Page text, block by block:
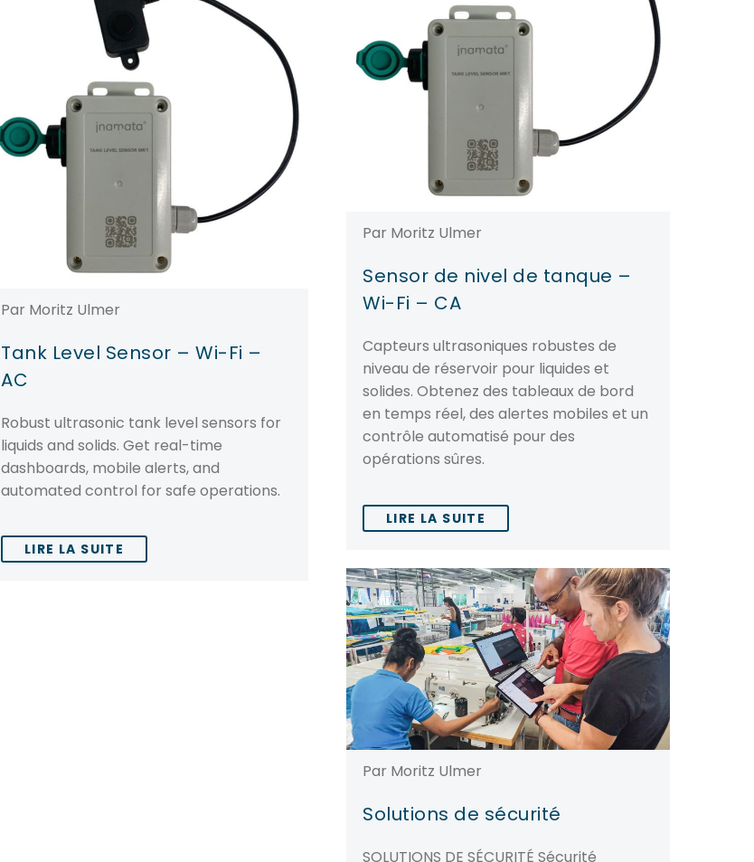
Par Moritz Ulmer
Sensor de nivel de tanque –
Wi-Fi – CA
Capteurs ultrasoniques robustes de
niveau de réservoir pour liquides et
solides. Obtenez des tableaux de bord
en temps réel, des alertes mobiles et un
contrôle automatisé pour des
opérations sûres.
LIRE LA SUITE
Par Moritz Ulmer
Tank Level Sensor – Wi-Fi –
AC
Robust ultrasonic tank level sensors for
liquids and solids. Get real-time
dashboards, mobile alerts, and
automated control for safe operations.
LIRE LA SUITE
Par Moritz Ulmer
Solutions de sécurité
SOLUTIONS DE SÉCURITÉ Sécurité